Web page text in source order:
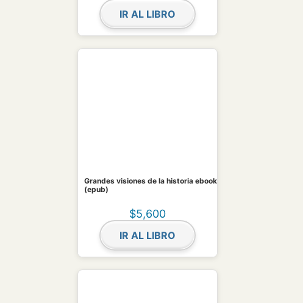
IR AL LIBRO
Grandes visiones de la historia ebook
(epub)
$5,600
IR AL LIBRO